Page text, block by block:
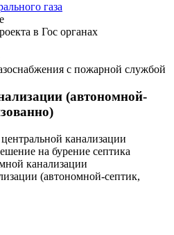
газа
в Гос органах
с пожарной службой
(автономной-
канализации
на бурение септика
канализации